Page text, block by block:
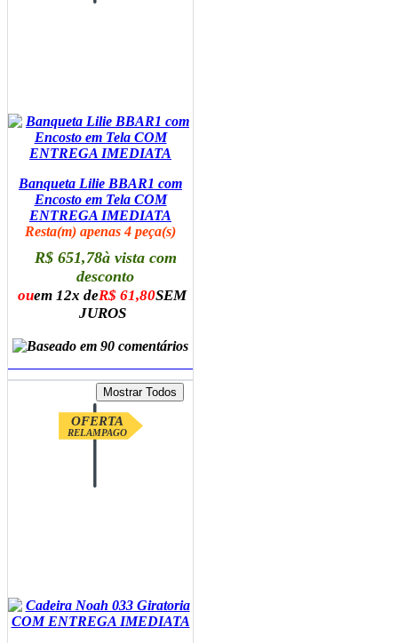
Banqueta Lilie BBAR1 com
Encosto em Tela COM
ENTREGA IMEDIATA
Resta(m) apenas 4 peça(s)
R$ 651,78à vista com
desconto
ouem 12x deR$ 61,80SEM
JUROS
OFERTA
RELAMPAGO